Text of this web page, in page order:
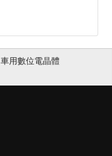
車用數位電晶體